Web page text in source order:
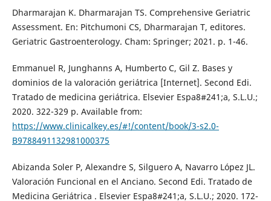
Dharmarajan K. Dharmarajan TS. Comprehensive Geriatric
Assessment. En: Pitchumoni CS, Dharmarajan T, editores.
Geriatric Gastroenterology. Cham: Springer; 2021. p. 1-46.
Emmanuel R, Junghanns A, Humberto C, Gil Z. Bases y
dominios de la valoración geriátrica [Internet]. Second Edi.
Tratado de medicina geriátrica. Elsevier Espa8#241;a, S.L.U.;
2020. 322-329 p. Available from:
https://www.clinicalkey.es/#!/content/book/3-s2.0-
B9788491132981000375
Abizanda Soler P, Alexandre S, Silguero A, Navarro López JL.
Valoración Funcional en el Anciano. Second Edi. Tratado de
Medicina Geriátrica . Elsevier Espa8#241;a, S.L.U.; 2020. 172-